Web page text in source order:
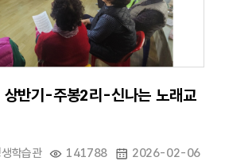
반기-주봉2리-신나는 노래교
학습관 141788 2026-02-06